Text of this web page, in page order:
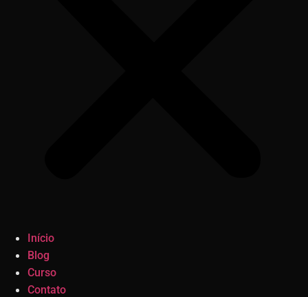
Início
Blog
Curso
Contato